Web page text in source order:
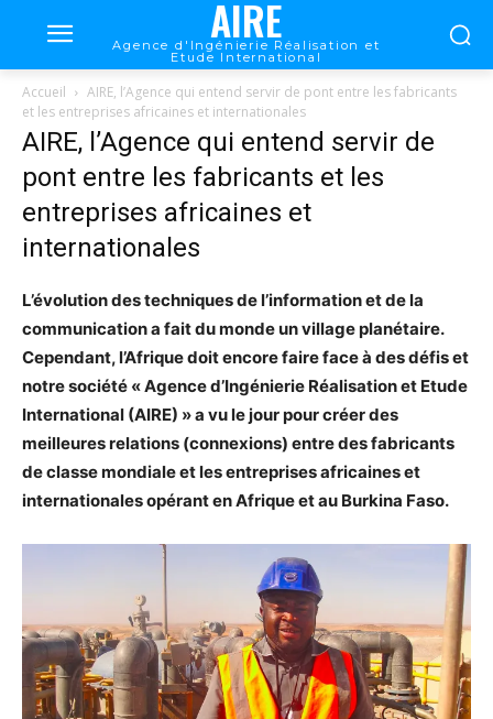
AIRE
Agence d'Ingénierie Réalisation et
Etude International
Accueil
AIRE, l’Agence qui entend servir de pont entre les fabricants
et les entreprises africaines et internationales
AIRE, l’Agence qui entend servir de
pont entre les fabricants et les
entreprises africaines et
internationales
L’évolution des techniques de l’information et de la
communication a fait du monde un village planétaire.
Cependant, l’Afrique doit encore faire face à des défis et
notre société « Agence d’Ingénierie Réalisation et Etude
International (AIRE) » a vu le jour pour créer des
meilleures relations (connexions) entre des fabricants
de classe mondiale et les entreprises africaines et
internationales opérant en Afrique et au Burkina Faso.